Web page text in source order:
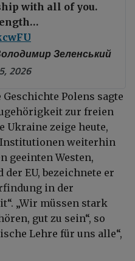
with all of you.
Зеленський
2026
Polens sagte
zur freien
Ukraine zeige heute,
weiterhin
geeinten Westen,
EU, bezeichnete er
in der
„Wir müssen stark
gut zu sein“, so
Lehre für uns alle“,